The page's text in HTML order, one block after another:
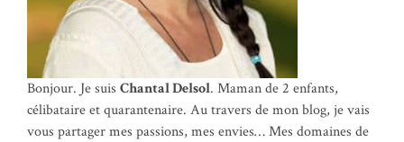
Bonjour. Je suis Chantal Delsol. Maman de 2 enfants,
célibataire et quarantenaire. Au travers de mon blog, je vais
vous partager mes passions, mes envies… Mes domaines de